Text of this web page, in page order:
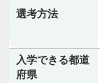
選考方法
入学できる都道
府県